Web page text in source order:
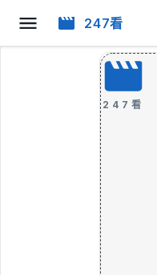
247看
247看